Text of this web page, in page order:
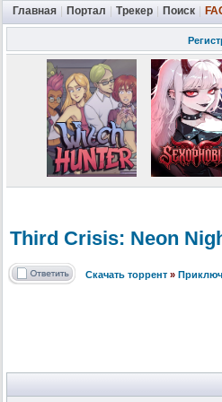
Главная Портал Трекер Поиск
Third Crisis: Neon
Скачать торрент »